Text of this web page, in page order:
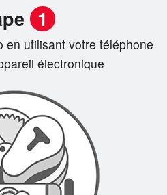
Rechercher
1
en utilisant votre téléphone
électronique